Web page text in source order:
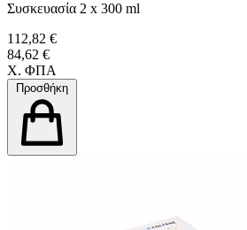
Συσκευασία 2 x 300 ml
112,82 €
84,62 €
Χ. ΦΠΑ
Προσθήκη